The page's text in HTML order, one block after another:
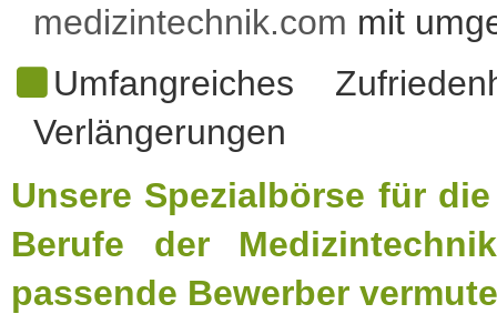
medizintechnik.com mit
Umfangreiches
Verlängerungen
Unsere Spezialbörse für
Berufe der
passende Bewerber